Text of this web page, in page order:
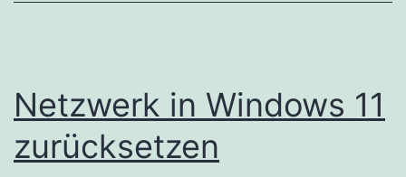
Netzwerk in Windows 11
zurücksetzen